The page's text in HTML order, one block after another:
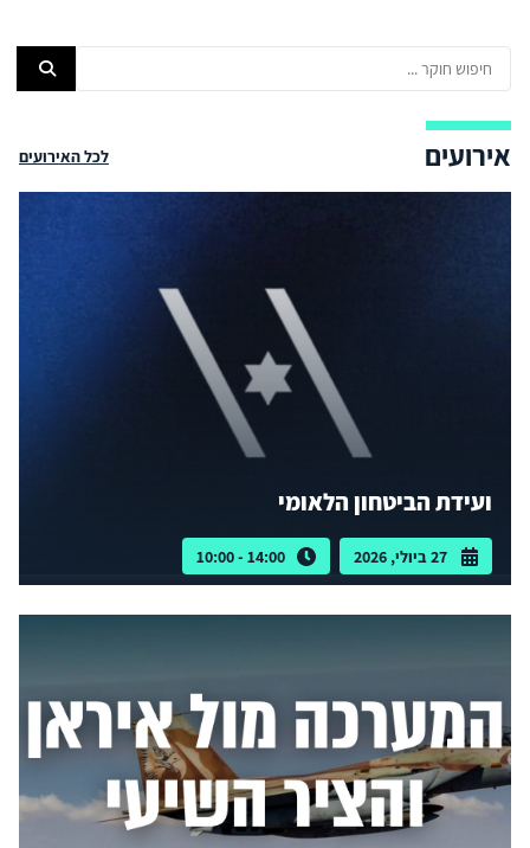
אירועים לכל האירועים
ועידת הביטחון הלאומי
27 ביולי, 2026 14:00 - 10:00